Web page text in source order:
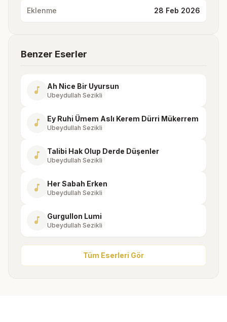
Eklenme 28 Feb 2026
Benzer Eserler
music_note Ah Nice Bir Uyursun
Ubeydullah Sezikli
music_note Ey Ruhi Ümem Aslı Kerem Dürri Mükerrem
Ubeydullah Sezikli
music_note Talibi Hak Olup Derde Düşenler
Ubeydullah Sezikli
music_note Her Sabah Erken
Ubeydullah Sezikli
music_note Gurgullon Lumi
Ubeydullah Sezikli
Tüm Eserleri Gör